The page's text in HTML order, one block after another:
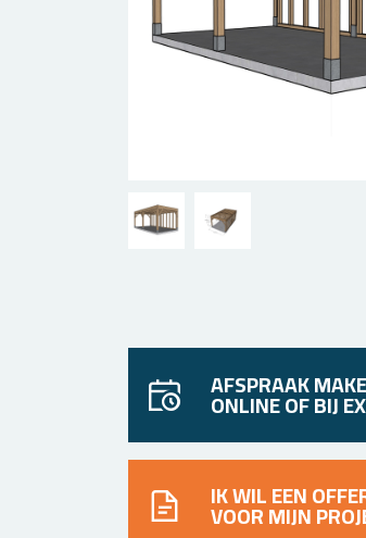
AFSPRAAK
ONLINE OF BIJ
IK WIL EEN
VOOR MIJN